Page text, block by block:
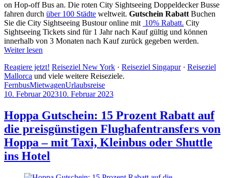
on Hop-off Bus an. Die roten City Sightseeing Doppeldecker Busse
fahren durch über 100 Städte weltweit. Gutschein Rabatt Buchen
Sie die City Sightseeing Bustour online mit 10% Rabatt. City
Sightseeing Tickets sind für 1 Jahr nach Kauf gültig und können
innerhalb von 3 Monaten nach Kauf zurück gegeben werden.
Weiter lesen
Reagiere jetzt! Reiseziel New York · Reiseziel Singapur· Reiseziel
Mallorca und viele weitere Reiseziele.
FernbusMietwagenUrlaubsreise
10. Februar 202310. Februar 2023
Allan
Hoppa Gutschein: 15 Prozent Rabatt auf
die preisgünstigen Flughafentransfers von
Hoppa – mit Taxi, Kleinbus oder Shuttle
ins Hotel